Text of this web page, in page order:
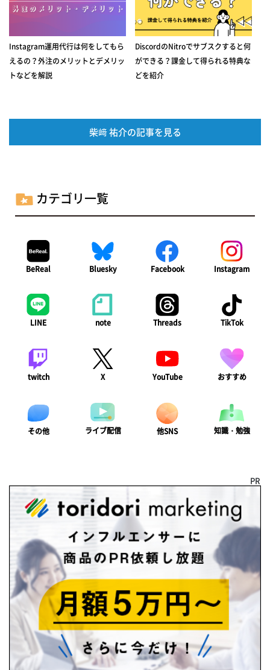
Instagram運用代行は何をしてもら
えるの？外注のメリットとデメリッ
トなどを解説
DiscordのNitroでサブスクすると何
ができる？課金して得られる特典な
どを紹介
柴﨑 祐介の記事を見る
カテゴリ一覧
BeReal Bluesky Facebook Instagram
LINE note Threads TikTok
twitch X YouTube おすすめ
その他 ライブ配信 他SNS 知識・勉強
PR